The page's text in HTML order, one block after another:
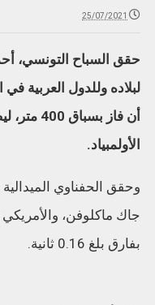
25/07/2021
حقق السباح التونسي،
أن فاز
الأولمبياد.
وحقق الحفناوي
جاك ماكلوفن،
بفارق بلغ 0.16 ثانية.